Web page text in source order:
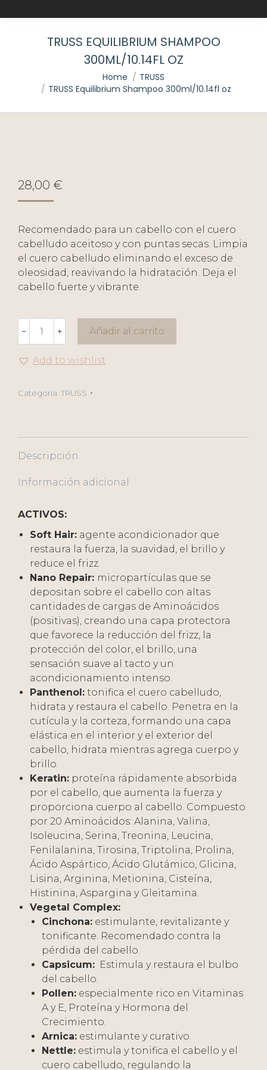
TRUSS EQUILIBRIUM SHAMPOO
300ML/10.14FL OZ
Home
TRUSS
TRUSS Equilibrium Shampoo 300ml/10.14fl oz
28,00 €
Recomendado para un cabello con el cuero
cabelludo aceitoso y con puntas secas. Limpia
el cuero cabelludo eliminando el exceso de
oleosidad, reavivando la hidratación. Deja el
cabello fuerte y vibrante.
Shampoo
300ml/10.14fl
cantidad
﹣ ﹢ Añadir al carrito
Add to wishlist
Categoría: TRUSS
Descripción
Información adicional
ACTIVOS:
Soft Hair: agente acondicionador que
restaura la fuerza, la suavidad, el brillo y
reduce el frizz.
Nano Repair: micropartículas que se
depositan sobre el cabello con altas
cantidades de cargas de Aminoácidos
(positivas), creando una capa protectora
que favorece la reducción del frizz, la
protección del color, el brillo, una
sensación suave al tacto y un
acondicionamiento intenso.
Panthenol: tonifica el cuero cabelludo,
hidrata y restaura el cabello. Penetra en la
cutícula y la corteza, formando una capa
elástica en el interior y el exterior del
cabello, hidrata mientras agrega cuerpo y
brillo.
Keratin: proteína rápidamente absorbida
por el cabello, que aumenta la fuerza y
proporciona cuerpo al cabello. Compuesto
por 20 Aminoácidos: Alanina, Valina,
Isoleucina, Serina, Treonina, Leucina,
Fenilalanina, Tirosina, Triptolina, Prolina,
Ácido Aspártico, Ácido Glutámico, Glicina,
Lisina, Arginina, Metionina, Cisteína,
Histinina, Aspargina y Gleitamina.
Vegetal Complex:
Cinchona: estimulante, revitalizante y
tonificante. Recomendado contra la
pérdida del cabello.
Capsicum: Estimula y restaura el bulbo
del cabello.
Pollen: especialmente rico en Vitaminas
A y E, Proteína y Hormona del
Crecimiento.
Arnica: estimulante y curativo.
Nettle: estimula y tonifica el cabello y el
cuero cabelludo, regulando la